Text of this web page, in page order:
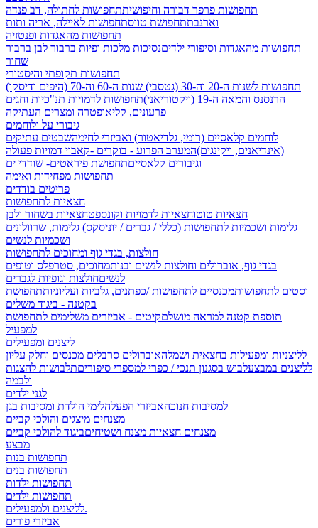
תחפושות פרפר דבורה וחיפושיתתחפושות לחתולה, דב פנדה
וארנבתתחפושת טווסתחפושות לאיילה, אריה ותות
תחפושות מהאגדות ופנטזיה
תחפושות מהאגדות וסיפורי ילדיםנסיכות מלכות ופיות ברבור לבן ברבור
שחור
תחפושות תקופתי והיסטורי
תחפושות לשנות ה-20 וה-30 (גטסבי)
שנות ה-60 וה-70 (היפים ודיסקו)
הרנסנס והמאה ה-19 (ויקטוריאני)
תחפושות לדמויות תנ"כיות וחגים
פרעונים, קליאופטרה ומצרים העתיקה
גיבורי על ולוחמים
לוחמים קלאסיים (רומי, גלדיאטור) ואביזרי לחימהשבטים עתיקים
(אינדיאנים, ויקינגים)המערב הפרוע - בוקרים -קאבוי דמויות פעולה
וגיבורים קלאסייםתחפושת פיראטים- שודדי ים
תחפושות מפחידות ואימה
פריטים בודדים
חצאיות לתחפושות
חצאיות טוטוחצאיות לדמויות וקונספטחצאיות בשחור ולבן
גלימות ושכמיות לתחפושות (כללי / גברים / יוניסקס) גלימות, שרוולונים
ושכמיות לנשים
חולצות, בגדי גוף ומחוכים לתחפושות
בגדי גוף, אוברולים וחולצות לנשים ובנותמחוכים, סטרפלס וטופים
לנשיםחולצות וגופיות לגברים
וסטים לתחפושותמכנסיים לתחפושות /כפתנים, גלביות ועליוניותתחפושת
בקטנה - ביגוד משלים
תוספת קטנה למראה מושלםקיטים - אביזרים משלימים לתחפושת
למפעיל
ליצנים ומפעילים
לליצניות ומפעילות בחצאית ושמלהאוברולים סרבלים מכנסים וחלק עליון
לליצנים במבצעלבוש בסגנון תנכי / כפרי למספרי סיפוריםתלבושות להצגות
ולבמה
לגני ילדים
למסיבות חנוכהאביזרי הפעלהלימי הולדת ומסיבות בגן
מצנחים מיצגים והולכי קביים
מצנחים חצאיות מצנח ושטיחיםביגוד להולכי קביים
מבצע
תחפושות בנות
תחפושות בנים
תחפושות ילדות
תחפושות ילדים
לליצנים ולמפעילים.
אביזרי פורים